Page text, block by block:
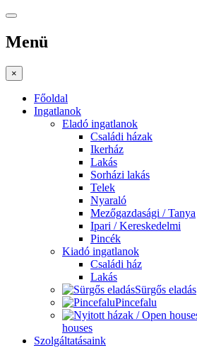
Menü
×
Főoldal
Ingatlanok
Eladó ingatlanok
Családi házak
Ikerház
Lakás
Sorházi lakás
Telek
Nyaraló
Mezőgazdasági / Tanya
Ipari / Kereskedelmi
Pincék
Kiadó ingatlanok
Családi ház
Lakás
Sürgős eladás
Pincefalu
houses
Szolgáltatásaink